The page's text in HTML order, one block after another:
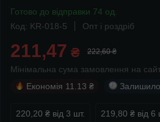
Готово до відправки 74 од.
Код: KR-018-5
Опт і роздріб
211,47 ₴ 222,60 ₴
Мінімальна сума замовлення на
Економія 11.13 ₴
220,20 ₴ від 3 шт. 219,80 ₴ від 6